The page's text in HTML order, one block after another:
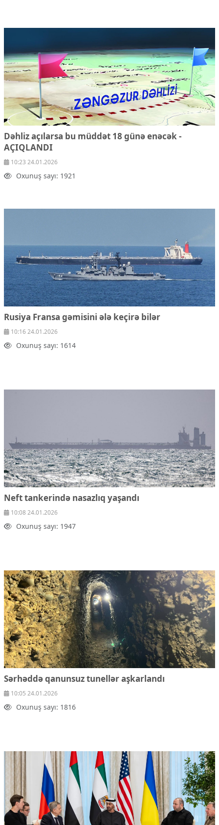
Dəhliz açılarsa bu müddət 18 günə enəcək -
AÇIQLANDI
10:23 24.01.2026
Oxunuş sayı: 1921
Rusiya Fransa gəmisini ələ keçirə bilər
10:16 24.01.2026
Oxunuş sayı: 1614
Neft tankerində nasazlıq yaşandı
10:08 24.01.2026
Oxunuş sayı: 1947
Sərhəddə qanunsuz tunellər aşkarlandı
10:05 24.01.2026
Oxunuş sayı: 1816